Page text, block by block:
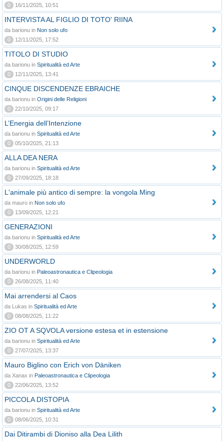
0
16/11/2025, 10:51
INTERVISTA AL FIGLIO DI TOTO' RIINA
da barionu in Non solo ufo
0
12/11/2025, 17:52
TITOLO DI STUDIO
da barionu in Spiritualità ed Arte
0
12/11/2025, 13:41
CINQUE DISCENDENZE EBRAICHE
da barionu in Origini delle Religioni
0
22/10/2025, 09:17
L’Energia dell’Intenzione
da barionu in Spiritualità ed Arte
0
05/10/2025, 21:13
ALLA DEA NERA
da barionu in Spiritualità ed Arte
0
27/09/2025, 18:18
L'animale più antico di sempre: la vongola Ming
da mauro in Non solo ufo
0
13/09/2025, 12:21
GENERAZIONI
da barionu in Spiritualità ed Arte
0
30/08/2025, 12:59
UNDERWORLD
da barionu in Paleoastronautica e Clipeologia
0
26/08/2025, 11:40
Mai arrendersi al Caos
da Lukas in Spiritualità ed Arte
0
08/08/2025, 11:22
ZIO OT A SQVOLA versione estesa et in estensione
da barionu in Spiritualità ed Arte
0
27/07/2025, 13:37
Mauro Biglino con Erich von Däniken
da Xanax in Paleoastronautica e Clipeologia
0
22/06/2025, 13:52
PICCOLA DISTOPIA
da barionu in Spiritualità ed Arte
0
08/06/2025, 10:31
Dai Ditirambi di Dioniso alla Dea Lilith